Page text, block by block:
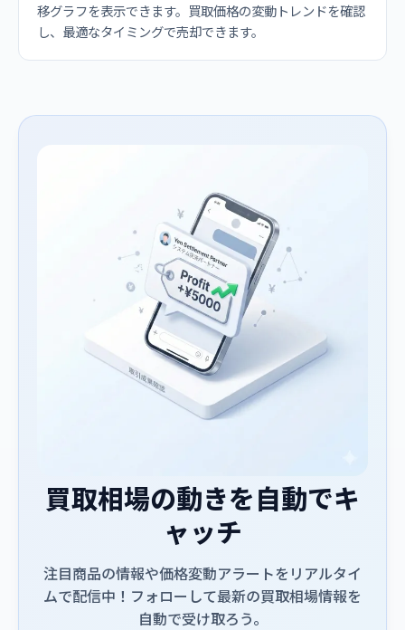
移グラフを表示できます。買取価格の変動トレンドを確認
し、最適なタイミングで売却できます。
買取相場の動きを自動でキ
ャッチ
注目商品の情報や価格変動アラートをリアルタイ
ムで配信中！フォローして最新の買取相場情報を
自動で受け取ろう。